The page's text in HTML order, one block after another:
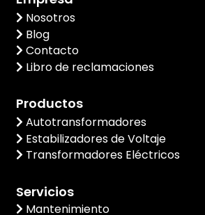
Nosotros
Blog
Contacto
Libro de reclamaciones
Productos
Autotransformadores
Estabilizadores de Voltaje
Transformadores Eléctricos
Servicios
Mantenimiento